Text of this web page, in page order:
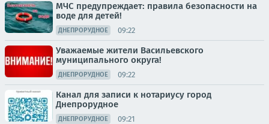
МЧС предупреждает: правила безопасности на
воде для детей!
ДНЕПРОРУДНОЕ 09:22
Уважаемые жители Васильевского
муниципального округа!
ДНЕПРОРУДНОЕ 09:22
Канал для записи к нотариусу город
Днепрорудное
ДНЕПРОРУДНОЕ 09:21